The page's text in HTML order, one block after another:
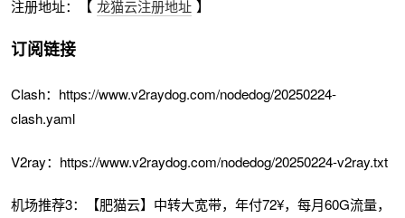
注册地址：【 龙猫云注册地址 】
订阅链接
Clash：https://www.v2raydog.com/nodedog/20250224-
clash.yaml
V2ray：https://www.v2raydog.com/nodedog/20250224-v2ray.txt
机场推荐3：【肥猫云】中转大宽带，年付72¥，每月60G流量，